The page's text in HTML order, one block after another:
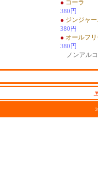
● コーラ
380円
● ジンジャ
380円
● オールフ
380円
ノンアル